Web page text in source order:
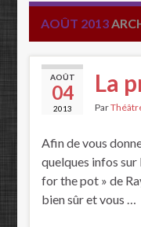
AOÛT 2013
AOÛT
04
2013
La
Par
Afin de vous
quelques infos sur
for the pot » de
bien sûr et vous …